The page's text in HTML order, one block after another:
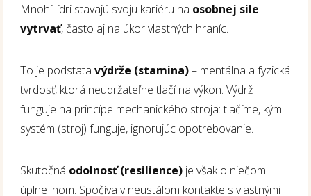
Mnohí lídri stavajú svoju kariéru na osobnej sile
vytrvať, často aj na úkor vlastných hraníc.
To je podstatavýdrže (stamina)– mentálna a fyzická
tvrdosť, ktorá neudržateľne tlačí na výkon. Výdrž
funguje na princípe mechanického stroja: tlačíme, kým
systém (stroj) funguje, ignorujúc opotrebovanie.
Skutočná odolnosť (resilience) je však o niečom
úplne inom. Spočíva v neustálom kontakte s vlastnými